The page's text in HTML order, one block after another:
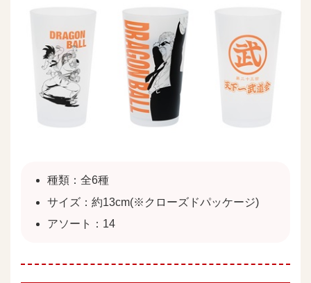
種類：全6種
サイズ：約13cm(※クローズドパッケージ)
アソート：14